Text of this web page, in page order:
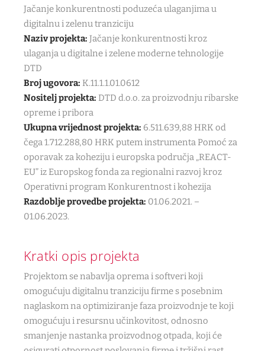
Jačanje konkurentnosti poduzeća ulaganjima u
digitalnu i zelenu tranziciju
Naziv projekta: Jačanje konkurentnosti kroz
ulaganja u digitalne i zelene moderne tehnologije
DTD
Broj ugovora: K.11.1.1.01.0612
Nositelj projekta: DTD d.o.o. za proizvodnju ribarske
opreme i pribora
Ukupna vrijednost projekta: 6.511.639,88 HRK od
čega 1.712.288,80 HRK putem instrumenta Pomoć za
oporavak za koheziju i europska područja „REACT-
EU” iz Europskog fonda za regionalni razvoj kroz
Operativni program Konkurentnost i kohezija
Razdoblje provedbe projekta: 01.06.2021. –
01.06.2023.
Kratki opis projekta
Projektom se nabavlja oprema i softveri koji
omogućuju digitalnu tranziciju firme s posebnim
naglaskom na optimiziranje faza proizvodnje te koji
omogućuju i resursnu učinkovitost, odnosno
smanjenje nastanka proizvodnog otpada, koji će